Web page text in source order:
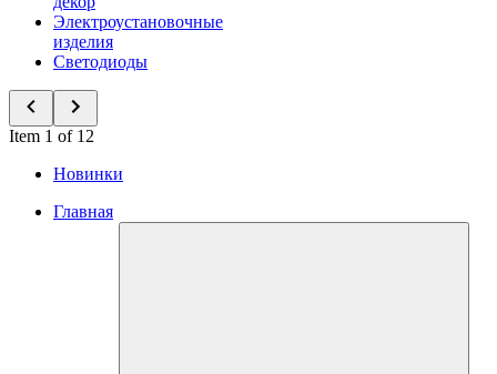
Электроустановочные
изделия
Светодиоды
Item 1 of 12
Новинки
Главная